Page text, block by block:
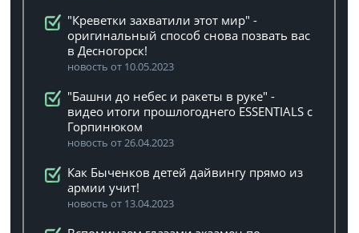
"Креветки захватили этот мир" -
оригинальный способ снова позвать вас
в Десногорск!
новость от 10.05.2023
"Башни до небес и ракеты в руке" -
видео итоги прошлогоднего ESSENTIALS с
Горпинюком
новость от 26.04.2023
Как Быченков детей дайвингу прямо из
армии учит!
новость от 13.04.2023